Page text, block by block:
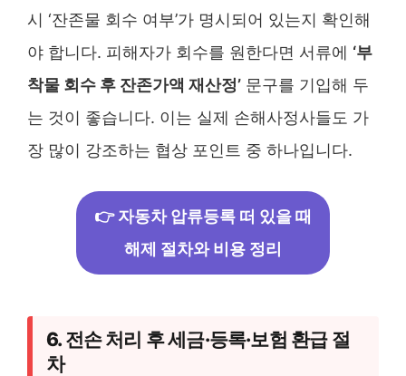
시 ‘잔존물 회수 여부’가 명시되어 있는지 확인해
야 합니다. 피해자가 회수를 원한다면 서류에 ‘부
착물 회수 후 잔존가액 재산정’ 문구를 기입해 두
는 것이 좋습니다. 이는 실제 손해사정사들도 가
장 많이 강조하는 협상 포인트 중 하나입니다.
👉 자동차 압류등록 떠 있을 때
해제 절차와 비용 정리
6. 전손 처리 후 세금·등록·보험 환급 절
차